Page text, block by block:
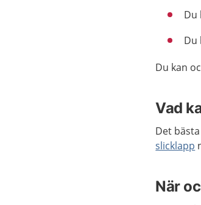
Du
Du
Du kan
Vad
Det
slicklapp
När